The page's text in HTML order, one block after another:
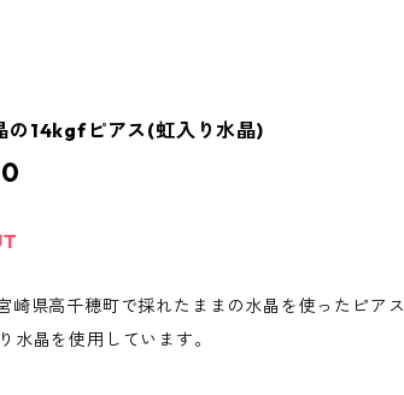
の14kgfピアス(虹入り水晶)
崎県高千穂町で採れたままの水晶を使ったピアス
水晶を使用しています。